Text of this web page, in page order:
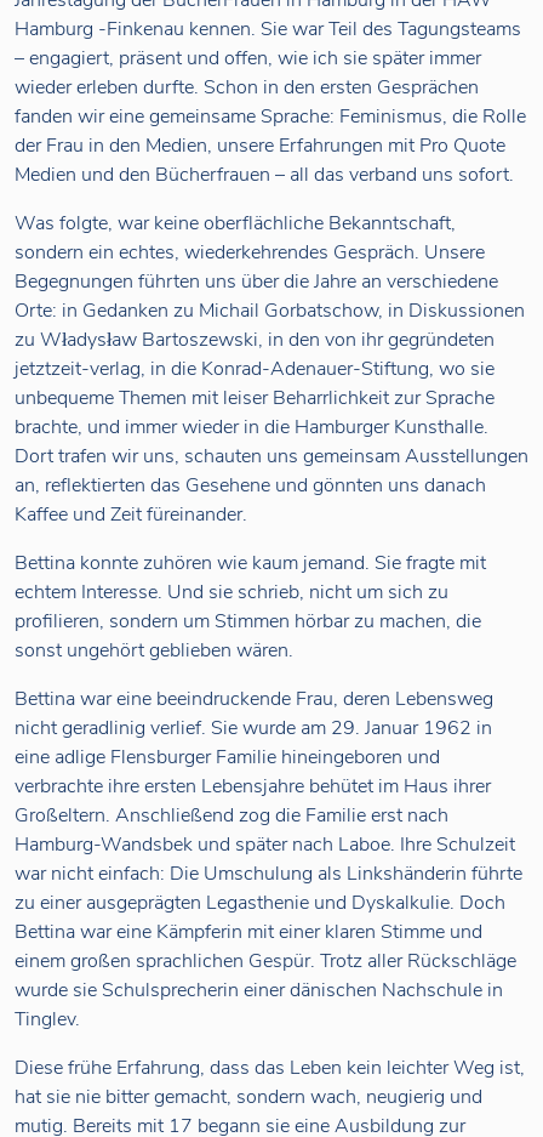
Hamburg -Finkenau kennen. Sie war Teil des Tagungsteams
– engagiert, präsent und offen, wie ich sie später immer
wieder erleben durfte. Schon in den ersten Gesprächen
fanden wir eine gemeinsame Sprache: Feminismus, die Rolle
der Frau in den Medien, unsere Erfahrungen mit Pro Quote
Medien und den Bücherfrauen – all das verband uns sofort.
Was folgte, war keine oberflächliche Bekanntschaft,
sondern ein echtes, wiederkehrendes Gespräch. Unsere
Begegnungen führten uns über die Jahre an verschiedene
Orte: in Gedanken zu Michail Gorbatschow, in Diskussionen
zu Władysław Bartoszewski, in den von ihr gegründeten
jetztzeit-verlag, in die Konrad-Adenauer-Stiftung, wo sie
unbequeme Themen mit leiser Beharrlichkeit zur Sprache
brachte, und immer wieder in die Hamburger Kunsthalle.
Dort trafen wir uns, schauten uns gemeinsam Ausstellungen
an, reflektierten das Gesehene und gönnten uns danach
Kaffee und Zeit füreinander.
Bettina konnte zuhören wie kaum jemand. Sie fragte mit
echtem Interesse. Und sie schrieb, nicht um sich zu
profilieren, sondern um Stimmen hörbar zu machen, die
sonst ungehört geblieben wären.
Bettina war eine beeindruckende Frau, deren Lebensweg
nicht geradlinig verlief. Sie wurde am 29. Januar 1962 in
eine adlige Flensburger Familie hineingeboren und
verbrachte ihre ersten Lebensjahre behütet im Haus ihrer
Großeltern. Anschließend zog die Familie erst nach
Hamburg-Wandsbek und später nach Laboe. Ihre Schulzeit
war nicht einfach: Die Umschulung als Linkshänderin führte
zu einer ausgeprägten Legasthenie und Dyskalkulie. Doch
Bettina war eine Kämpferin mit einer klaren Stimme und
einem großen sprachlichen Gespür. Trotz aller Rückschläge
wurde sie Schulsprecherin einer dänischen Nachschule in
Tinglev.
Diese frühe Erfahrung, dass das Leben kein leichter Weg ist,
hat sie nie bitter gemacht, sondern wach, neugierig und
mutig. Bereits mit 17 begann sie eine Ausbildung zur